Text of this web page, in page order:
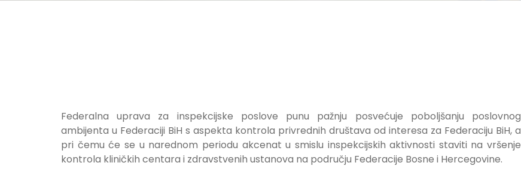
Federalna uprava za inspekcijske poslove punu pažnju posvećuje poboljšanju poslovnog
ambijenta u Federaciji BiH s aspekta kontrola privrednih društava od interesa za Federaciju BiH, a
pri čemu će se u narednom periodu akcenat u smislu inspekcijskih aktivnosti staviti na vršenje
kontrola kliničkih centara i zdravstvenih ustanova na području Federacije Bosne i Hercegovine.